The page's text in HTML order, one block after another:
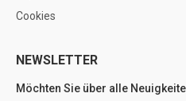
Cookies
NEWSLETTER
Möchten Sie über alle